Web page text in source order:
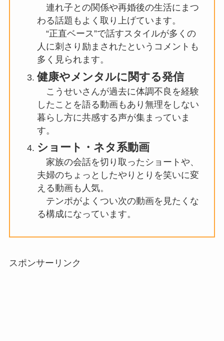
連れ子との関係や再婚後の生活にまつ
わる話題もよく取り上げています。
“正直ベース”で話すスタイルが多くの
人に刺さり励まされたというコメントも
多く見られます。
健康やメンタルに関する発信
こうせいさんが過去に体調不良を経験
したことを語る動画もあり無理をしない
暮らし方に共感する声が集まっていま
す。
ショート・ネタ系動画
家族の会話を切り取ったショートや、
夫婦のちょっとしたやりとりを笑いに変
える動画も人気。
テンポがよくつい次の動画を見たくな
る構成になっています。
スポンサーリンク